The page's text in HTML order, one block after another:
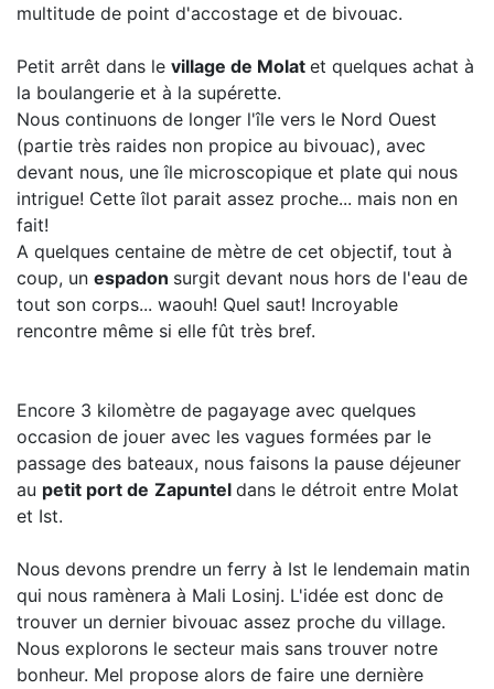
multitude de point d'accostage et de bivouac.
Petit arrêt dans le village de Molat et quelques achat à
la boulangerie et à la supérette.
Nous continuons de longer l'île vers le Nord Ouest
(partie très raides non propice au bivouac), avec
devant nous, une île microscopique et plate qui nous
intrigue! Cette îlot parait assez proche... mais non en
fait!
A quelques centaine de mètre de cet objectif, tout à
coup, un espadon surgit devant nous hors de l'eau de
tout son corps... waouh! Quel saut! Incroyable
rencontre même si elle fût très bref.
Encore 3 kilomètre de pagayage avec quelques
occasion de jouer avec les vagues formées par le
passage des bateaux, nous faisons la pause déjeuner
au petit port de Zapuntel dans le détroit entre Molat
et Ist.
Nous devons prendre un ferry à Ist le lendemain matin
qui nous ramènera à Mali Losinj. L'idée est donc de
trouver un dernier bivouac assez proche du village.
Nous explorons le secteur mais sans trouver notre
bonheur. Mel propose alors de faire une dernière